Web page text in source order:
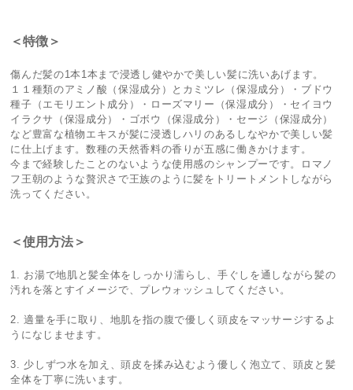
＜特徴＞
傷んだ髪の1本1本まで浸透し健やかで美しい髪に洗いあげます。
１１種類のアミノ酸（保湿成分）とカミツレ（保湿成分）・ブドウ
種子（エモリエント成分）・ローズマリー（保湿成分）・セイヨウ
イラクサ（保湿成分）・ゴボウ（保湿成分）・セージ（保湿成分）
など豊富な植物エキスが髪に浸透しハリのあるしなやかで美しい髪
に仕上げます。数種の天然香料の香りが五感に働きかけます。
今まで経験したことのないような使用感のシャンプーです。ロマノ
フ王朝のような贅沢さで王族のように髪をトリートメントしながら
洗ってください。
＜使用方法＞
1. お湯で地肌と髪全体をしっかり濡らし、手ぐしを通しながら髪の
汚れを落とすイメージで、プレウォッシュしてください。
2. 適量を手に取り、地肌を指の腹で優しく頭皮をマッサージするよ
うになじませます。
3. 少しずつ水を加え、頭皮を揉み込むよう優しく泡立て、頭皮と髪
全体を丁寧に洗います。